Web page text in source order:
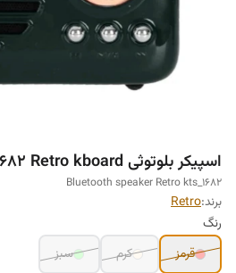
اسپیکر بلوتوثی KTS-1682 Retro kboard
Bluetooth speaker Retro kts_1682
برند:Retro
رنگ
قرمز
کرم سبز